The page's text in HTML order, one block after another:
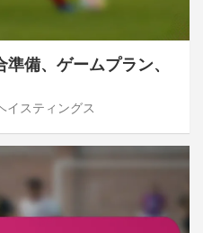
備、ゲームプラン、
イスティングス